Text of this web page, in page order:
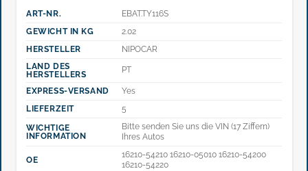
ART-NR.
EBAT.TY116S
GEWICHT IN KG
2.02
HERSTELLER
NIPOCAR
LAND DES
HERSTELLERS
PT
EXPRESS-VERSAND
Yes
LIEFERZEIT
5
WICHTIGE
INFORMATION
Bitte senden Sie uns die VIN (17 Ziffern)
Ihres Autos
OE
16210-54210 16210-05010 16210-54200
16210-54220